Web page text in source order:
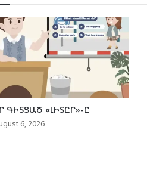
ԳԻՏՑԱԾ «ԼԻՏԸՐ»-Ը
6, 2026